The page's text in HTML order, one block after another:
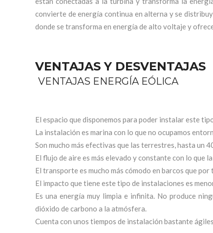
convierte de energía continua en alterna y se
donde se transforma en energía de alto voltaje y
VENTAJAS Y DESVENTAJAS
VENTAJAS ENERGÍA EÓLICA
El espacio que disponemos para poder instalar este
La instalación es marina con lo que no ocupamos
Son mucho más efectivas que las terrestres, hasta un
El flujo de aire es más elevado y constante con lo que
El transporte es mucho más cómodo en barcos que
El impacto que tiene este tipo de instalaciones es
Es una energía muy limpia e infinita. No produce
dióxido de carbono a la atmósfera.
Cuenta con unos tiempos de instalación bastante